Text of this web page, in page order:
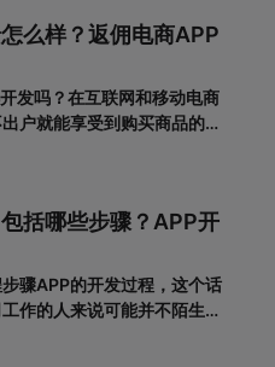
证APP应用的优秀用户体
么样？返佣电商APP
发吗？在互联网和移动电商
户就能享受到购买商品的便
于返利购物app的建设。返
网络上购买商品有哪些利
括哪些步骤？APP开
骤APP的开发过程，这个话
作的人来说可能并不陌生，
复杂，接下来就带大家一起